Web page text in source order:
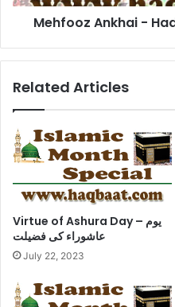
Mehfooz Ankhai -
Related Articles
Virtue of Ashura Day – یوم
عاشوراء کی فضیلت
July 22, 2023